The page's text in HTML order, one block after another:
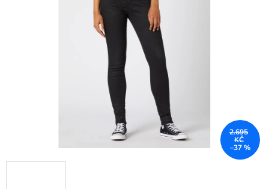
2.695
KČ
–37 %